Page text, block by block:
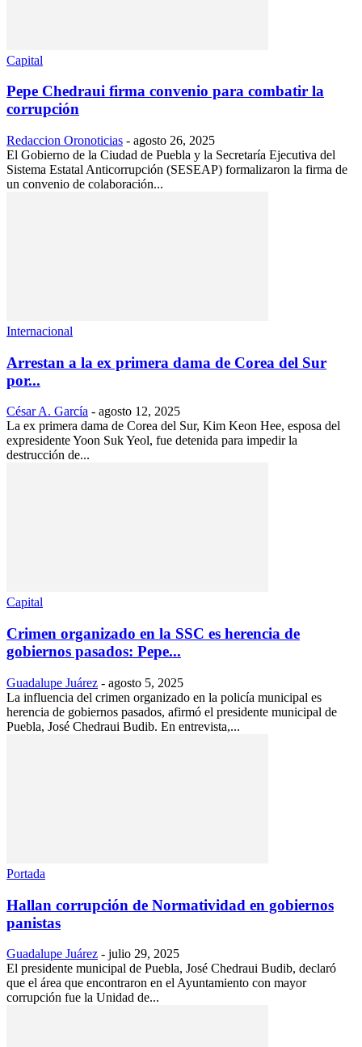
Capital
Pepe Chedraui firma convenio para combatir la
corrupción
Redaccion Oronoticias - agosto 26, 2025
El Gobierno de la Ciudad de Puebla y la Secretaría Ejecutiva del
Sistema Estatal Anticorrupción (SESEAP) formalizaron la firma de
un convenio de colaboración...
Internacional
Arrestan a la ex primera dama de Corea del Sur
por...
César A. García - agosto 12, 2025
La ex primera dama de Corea del Sur, Kim Keon Hee, esposa del
expresidente Yoon Suk Yeol, fue detenida para impedir la
destrucción de...
Capital
Crimen organizado en la SSC es herencia de
gobiernos pasados: Pepe...
Guadalupe Juárez - agosto 5, 2025
La influencia del crimen organizado en la policía municipal es
herencia de gobiernos pasados, afirmó el presidente municipal de
Puebla, José Chedraui Budib. En entrevista,...
Portada
Hallan corrupción de Normatividad en gobiernos
panistas
Guadalupe Juárez - julio 29, 2025
El presidente municipal de Puebla, José Chedraui Budib, declaró
que el área que encontraron en el Ayuntamiento con mayor
corrupción fue la Unidad de...